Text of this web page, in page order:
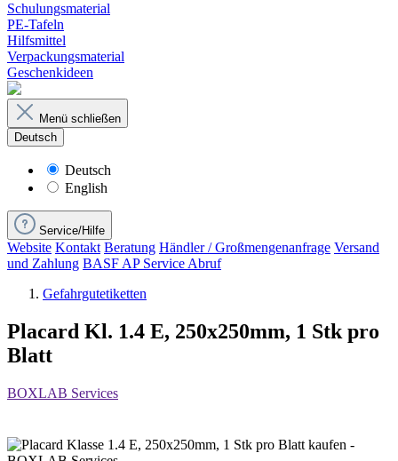
Schulungsmaterial
PE-Tafeln
Hilfsmittel
Verpackungsmaterial
Geschenkideen
Menü schließen
Deutsch
Deutsch
English
Service/Hilfe
Website Kontakt Beratung Händler / Großmengenanfrage Versand
und Zahlung BASF AP Service Abruf
Gefahrgutetiketten
Placard Kl. 1.4 E, 250x250mm, 1 Stk pro
Blatt
BOXLAB Services